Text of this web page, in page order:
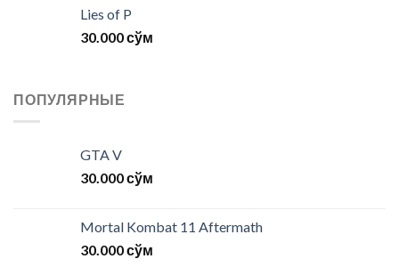
Lies of P
30.000сўм
ПОПУЛЯРНЫЕ
GTA V
30.000сўм
Mortal Kombat 11 Aftermath
30.000сўм